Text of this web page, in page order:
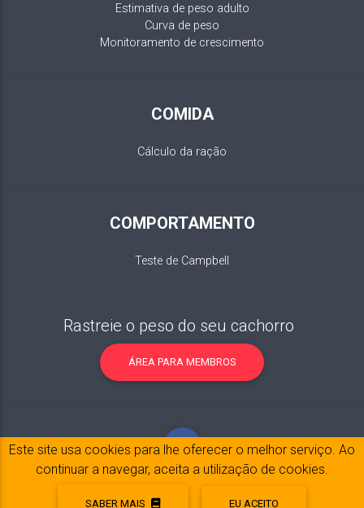
Estimativa de peso adulto
Curva de peso
Monitoramento de crescimento
COMIDA
Cálculo da ração
COMPORTAMENTO
Teste de Campbell
Rastreie o peso do seu cachorro
ÁREA PARA MEMBROS
Este site usa cookies para lhe oferecer o melhor serviço. Ao
continuar a navegar, aceita a utilização de cookies.
SABER MAIS EU ACEITO